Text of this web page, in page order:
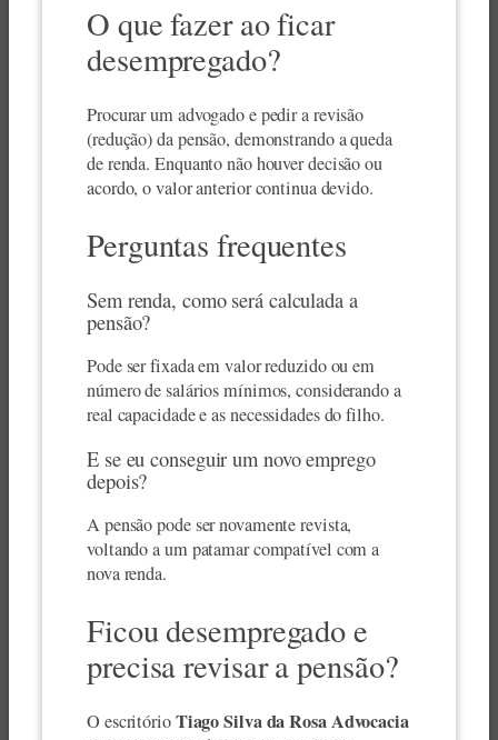
O que fazer ao ficar
desempregado?
Procurar um advogado e pedir a revisão
(redução) da pensão, demonstrando a queda
de renda. Enquanto não houver decisão ou
acordo, o valor anterior continua devido.
Perguntas frequentes
Sem renda, como será calculada a
pensão?
Pode ser fixada em valor reduzido ou em
número de salários mínimos, considerando a
real capacidade e as necessidades do filho.
E se eu conseguir um novo emprego
depois?
A pensão pode ser novamente revista,
voltando a um patamar compatível com a
nova renda.
Ficou desempregado e
precisa revisar a pensão?
O escritórioTiago Silva da Rosa Advocacia